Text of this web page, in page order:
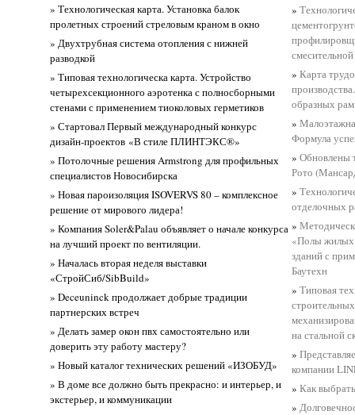
» Технологическая карта. Установка балок
пролетных строений стреловым краном в окно
» Двухтрубная система отопления с нижней
разводкой
» Типовая технологическа карта. Устройство
четырехсекционного аэротенка с полносборными
стенами с применением тиоколовых герметиков
» Стартовал Первый международный конкурс
дизайн-проектов «В стиле ПЛИНТЭКС®»
» Потолочные решения Armstrong для профильных
специалистов Новосибирска
» Новая пароизоляция ISOVERVS 80 – комплексное
решение от мирового лидера!
» Компания Soler&Palau объявляет о начале конкурса
на лучший проект по вентиляции.
» Началась вторая неделя выставки
«СтройСиб/SibBuild»
» Deceuninck продолжает добрые традиции
партнерских встреч
» Делать замер окон пвх самостоятельно или
доверить эту работу мастеру?
» Новый каталог технических решений «ИЗОБУД»
» В доме все должно быть прекрасно: и интерьер, и
экстерьер, и коммуникации
»
»Карта
образных
»
Формула
»Обновлены
Рото
»
отделочных
»
«Полы
зданий с
Баутехн
»Типовая
на стальной
»
компании
»Как
»